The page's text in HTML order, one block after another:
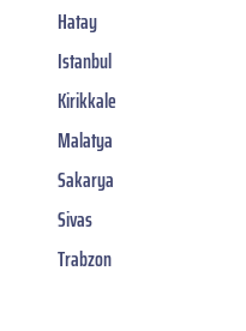
Hatay
Istanbul
Kirikkale
Malatya
Sakarya
Sivas
Trabzon